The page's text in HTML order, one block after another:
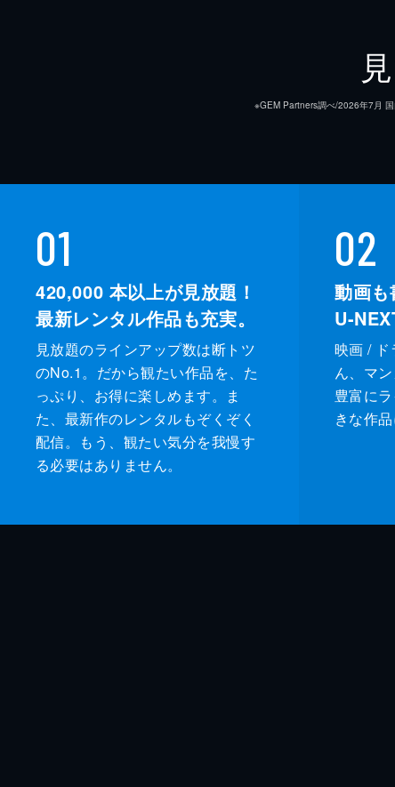
※GEM Partners調べ/2026年7⽉ 国
01
420,000 本以上が見放題！
最新レンタル作品も充実。
見放題のラインアップ数は断トツ
のNo.1。だから観たい作品を、た
っぷり、お得に楽しめます。ま
た、最新作のレンタルもぞくぞく
配信。もう、観たい気分を我慢す
る必要はありません。
02
動画も
U-
映画 / ド
ん、マ
豊富に
きな作